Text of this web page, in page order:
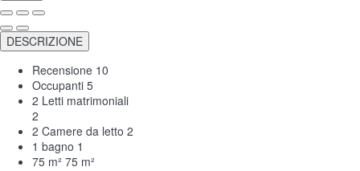
DESCRIZIONE
Recensione 10
Occupanti 5
2 Letti matrimoniali
2
2 Camere da letto 2
1 bagno 1
75 m² 75 m²